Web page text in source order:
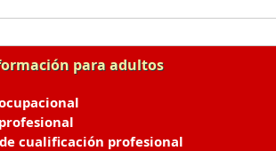
para adultos
cualificación profesional